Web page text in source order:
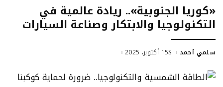
«كوريا الجنوبية».. ريادة عالمية في
التكنولوجيا والابتكار وصناعة السيارات
سلمي أحمد 15 أكتوبر، 2025